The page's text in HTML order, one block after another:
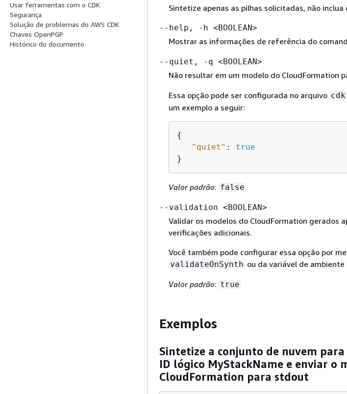
Usar ferramentas com o CDK
Segurança
Solução de problemas do AWS CDK
Chaves OpenPGP
Histórico do documento
Sintetize apenas as pilhas solicitadas, não inclua
--help, -h <BOOLEAN>
Mostrar as informações de referência do
--quiet, -q <BOOLEAN>
Não resultar em um modelo do CloudFormation
Essa opção pode ser configurada no arquivo
um exemplo a seguir:
{
"quiet" : true
}
Valor padrão: false
--validation <BOOLEAN>
Validar os modelos do CloudFormation gerados
verificações adicionais.
Você também pode configurar essa opção por
validateOnSynth ou da variável de ambiente
Valor padrão: true
Exemplos
Sintetize a conjunto de nuvem
ID lógico MyStackName e enviar o
CloudFormation para stdout